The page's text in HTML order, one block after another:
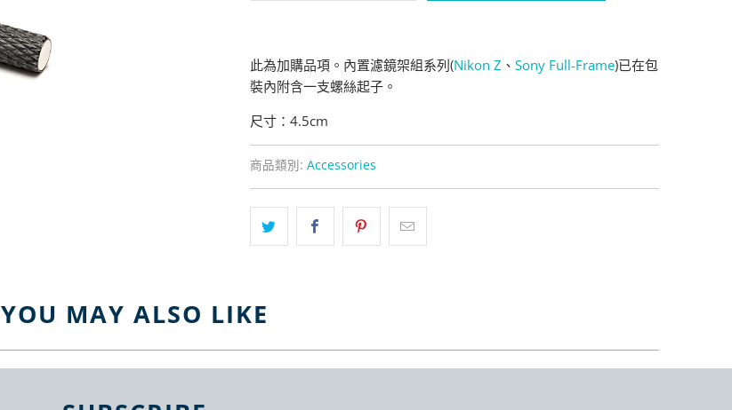
此為加購品項。內置濾鏡架組系列(Nikon Z 、 Sony Full-Frame)已在包
裝內附含一支螺絲起子。
尺寸：4.5cm
商品類別: Accessories
YOU MAY ALSO LIKE